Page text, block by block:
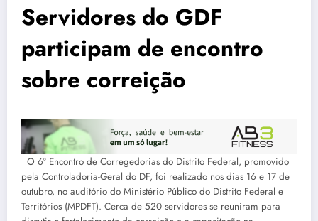
Servidores do GDF
participam de encontro
sobre correição
O 6º Encontro de Corregedorias do Distrito Federal, promovido
pela Controladoria-Geral do DF, foi realizado nos dias 16 e 17 de
outubro, no auditório do Ministério Público do Distrito Federal e
Territórios (MPDFT). Cerca de 520 servidores se reuniram para